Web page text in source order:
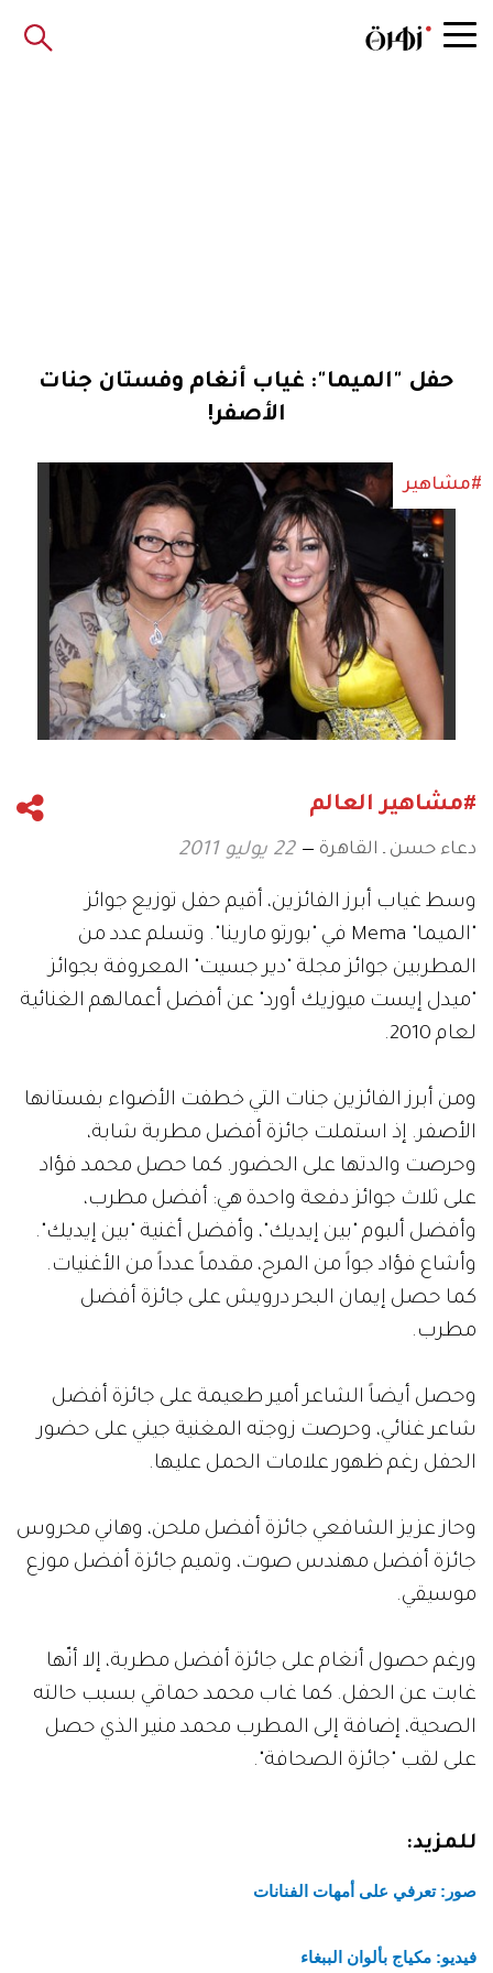
حفل "الميما": غياب أنغام وفستان جنات
الأصفر!
#مشاهير
#مشاهير العالم
دعاء حسن ـ القاهرة 22 يوليو 2011
وسط غياب أبرز الفائزين، أقيم حفل توزيع جوائز
"الميما" Mema في "بورتو مارينا". وتسلم عدد من
المطربين جوائز مجلة "دير جسيت" المعروفة بجوائز
"ميدل إيست ميوزيك أورد" عن أفضل أعمالهم الغنائية
لعام 2010.
ومن أبرز الفائزين جنات التي خطفت الأضواء بفستانها
الأصفر. إذ استملت جائزة أفضل مطربة شابة،
وحرصت والدتها على الحضور. كما حصل محمد فؤاد
على ثلاث جوائز دفعة واحدة هي: أفضل مطرب،
وأفضل ألبوم "بين إيديك"، وأفضل أغنية "بين إيديك".
وأشاع فؤاد جواً من المرح، مقدماً عدداً من الأغنيات.
كما حصل إيمان البحر درويش على جائزة أفضل
مطرب.
وحصل أيضاً الشاعر أمير طعيمة على جائزة أفضل
شاعر غنائي، وحرصت زوجته المغنية جيني على حضور
الحفل رغم ظهور علامات الحمل عليها.
وحاز عزيز الشافعي جائزة أفضل ملحن، وهاني محروس
جائزة أفضل مهندس صوت، وتميم جائزة أفضل موزع
موسيقي.
ورغم حصول أنغام على جائزة أفضل مطربة، إلا أنّها
غابت عن الحفل. كما غاب محمد حماقي بسبب حالته
الصحية، إضافة إلى المطرب محمد منير الذي حصل
على لقب "جائزة الصحافة".
للمزيد:
صور: تعرفي على أمهات الفنانات
فيديو: مكياج بألوان الببغاء